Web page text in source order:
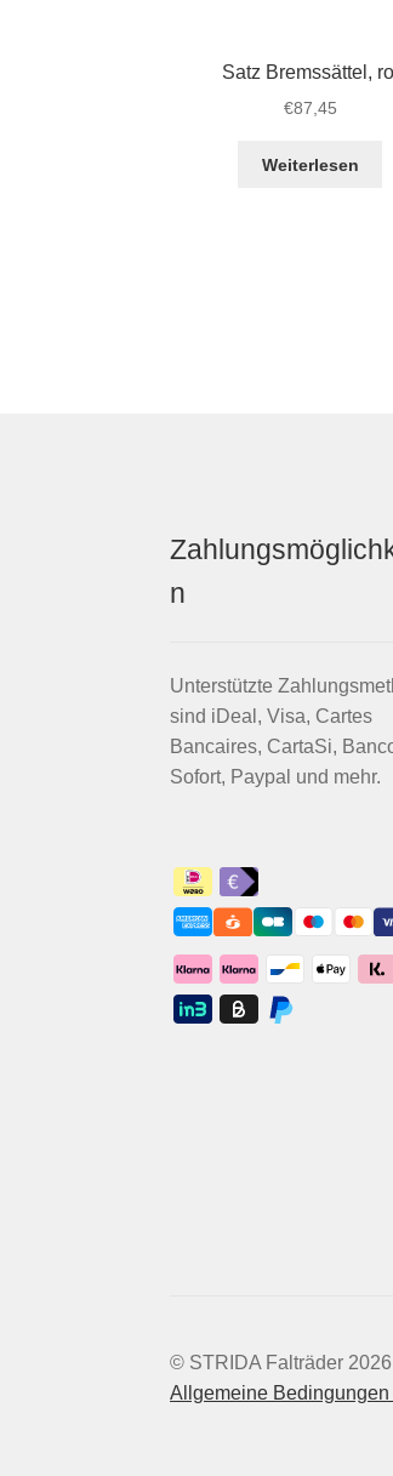
Satz Bremssättel,
€87,45
Weiterlesen
n
Unterstützte
sind iDeal, Visa, Cartes
Bancaires, CartaSi,
Sofort, Paypal und mehr.
© STRIDA Falträder 2026
Allgemeine